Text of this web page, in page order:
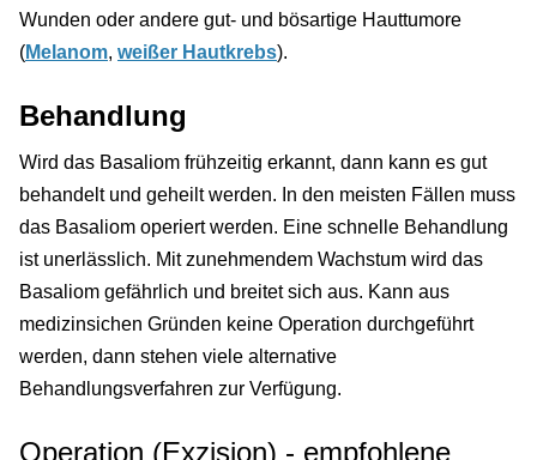
Wunden oder andere gut- und bösartige Hauttumore
(Melanom, weißer Hautkrebs).
Behandlung
Wird das Basaliom frühzeitig erkannt, dann kann es gut
behandelt und geheilt werden. In den meisten Fällen muss
das Basaliom operiert werden. Eine schnelle Behandlung
ist unerlässlich. Mit zunehmendem Wachstum wird das
Basaliom gefährlich und breitet sich aus. Kann aus
medizinsichen Gründen keine Operation durchgeführt
werden, dann stehen viele alternative
Behandlungsverfahren zur Verfügung.
Operation (Exzision) - empfohlene